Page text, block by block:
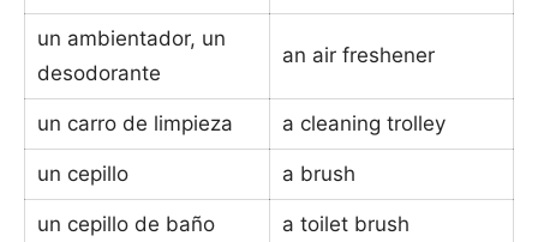
un ambientador, un
desodorante
an air freshener
un carro de limpieza a cleaning trolley
un cepillo a brush
un cepillo de baño a toilet brush